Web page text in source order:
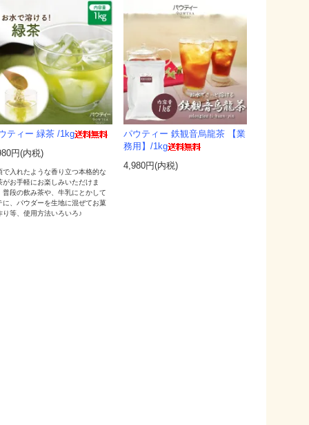
ティー 緑茶 /1kg
円(内税)
で入れたような香り立つ本格的な
がお手軽にお楽しみいただけま
普段の飲み茶や、牛乳にとかして
に、パウダーを生地に混ぜてお菓
り等、使用方法いろいろ♪
パウティー 鉄観音烏龍茶 【業
務用】/1kg
4,980円(内税)